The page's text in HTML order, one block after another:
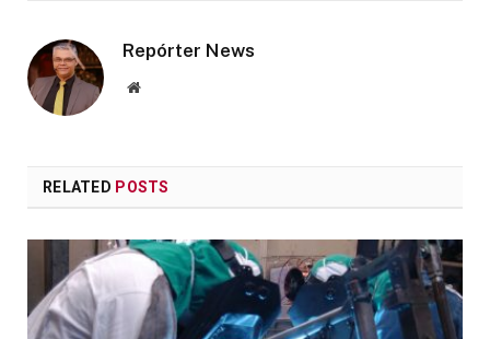
Repórter News
Website
RELATED POSTS